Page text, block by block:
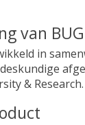
van
in
& Research.